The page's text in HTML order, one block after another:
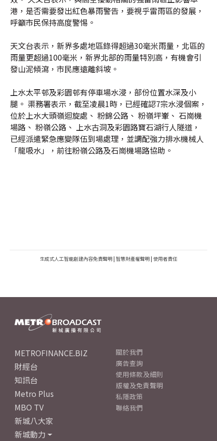
港，是否需要發出紅色暴雨警告，要視乎雷雨區的發展，
呼籲市民保持高度警惕。
天文台表示，新界多處地區錄得超過30毫米雨量，北區的
雨量更超過100毫米，新界北部的雨量特別高，有機會引
發山泥傾瀉，市民應遠離斜坡。
上水太平邨及彩園邨有停車場水浸，部份位置水深及小
腿。 渠務署表示，截至凌晨1時，已經確認7宗水浸個案，
位於上水大頭嶺迴旋處、 粉錦公路、 粉嶺坪輋、 石崗機
場路、 粉嶺公路、 上水古洞及彩園路寶石湖行人隧道，
已經派遣緊急應變隊伍到場處理，並調配強力排水機械人
「龍吸水」，前往粉嶺公路及石崗機場路協助。
生成式人工智能創建內容免責聲明 | 智慧財產權聲明 | 使用者責任
METROFINANCE.BIZ
財經台
知訊台
Metro Plus
MBO TV
新城八大家
新城動力
關於我們
廣告查詢
使用條款及細則
版權及免責聲明
私隱政策
聯絡我們